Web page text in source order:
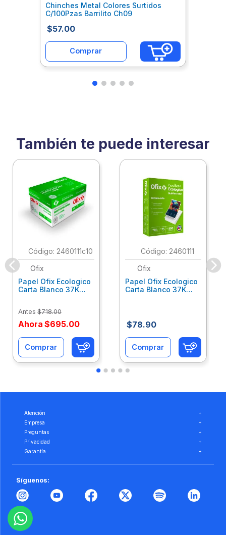
Chinches Metal Colores Surtidos
C/100Pzas Barrilito Ch09
$57.00
Comprar
También te puede interesar
: 2460111c10
Ofix
Papel Ofix Ecologico
Carta Blanco 37K
Antes $718.00
Ahora $695.00
Comprar
: 2460111
Ofix
Papel Ofix Ecologico
Carta Blanco 37K
$78.90
Comprar
Atención
+
Empresa
+
Preguntas
+
Privacidad
+
Garantía
+
Síguenos: